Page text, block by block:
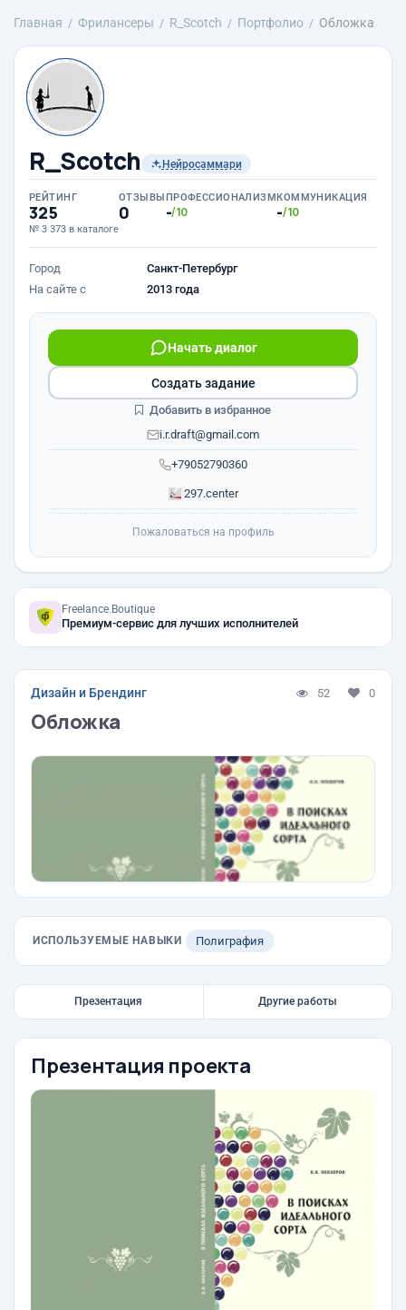
Главная Фрилансеры R_Scotch Портфолио Обложка
R_Scotch Нейросаммари
РЕЙТИНГ
325
№ 3 373 в каталоге
ОТЗЫВЫ
0
ПРОФЕССИОНАЛИЗМ
-/10
КОММУНИКАЦИЯ
-/10
Город
Санкт-Петербург
На сайте с
2013 года
+79052790360
Начать диалог
i.r.draft@gmail.com
297.center
Создать задание
Добавить в избранное
Пожаловаться на профиль
Freelance.Boutique
Премиум-сервис для лучших исполнителей
Дизайн и Брендинг 52 0
Обложка
ИСПОЛЬЗУЕМЫЕ НАВЫКИ Полиграфия
Презентация Другие работы
Презентация проекта